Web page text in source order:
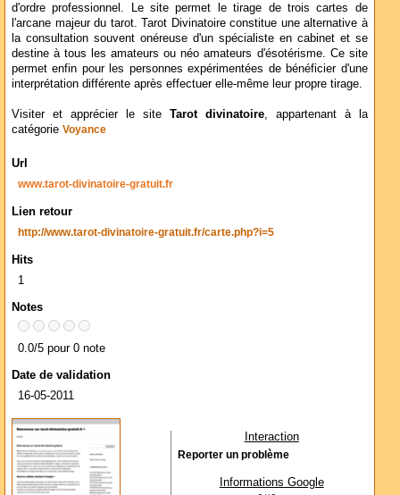
d'ordre professionnel. Le site permet le tirage de trois cartes de
l'arcane majeur du tarot. Tarot Divinatoire constitue une alternative à
la consultation souvent onéreuse d'un spécialiste en cabinet et se
destine à tous les amateurs ou néo amateurs d'ésotérisme. Ce site
permet enfin pour les personnes expérimentées de bénéficier d'une
interprétation différente après effectuer elle-même leur propre tirage.
Visiter et apprécier le site Tarot divinatoire, appartenant à la
catégorie Voyance
Url
www.tarot-divinatoire-gratuit.fr
Lien retour
http://www.tarot-divinatoire-gratuit.fr/carte.php?i=5
Hits
1
Notes
0.0/5 pour 0 note
Date de validation
16-05-2011
Interaction
Reporter un problème
Informations Google